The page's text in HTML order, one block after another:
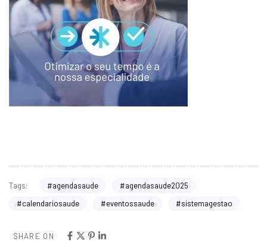
Tags: #agendasaude
#agendasaude2025
#calendariosaude
#eventossaude #sistemagestao
SHARE ON